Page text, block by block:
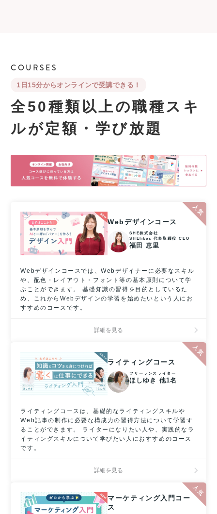
COURSES
1日15分からオンラインで受講できる！
全50種類以上の職種スキ
ルが定額・学び放題
Webデザインコース
SHE株式会社
SHElikes 代表取締役 CEO
福田 恵里
Webデザインコースでは、Webデザイナーに必要なスキル
や、配色・レイアウト・フォント等の基本原則について学
ぶことができます。 基礎知識の習得を目的としているた
め、これからWebデザインの学習を始めたいという人にお
すすめのコースです。
詳細を見る
ライティングコース
フリーランスライター
ほしゆき 他1名
ライティングコースは、基礎的なライティングスキルや
Web記事の制作に必要な構成力の習得方法について学習す
ることができます。 ライターになりたい人や、実践的なラ
イティングスキルについて学びたい人におすすめのコース
です。
詳細を見る
マーケティング入門コー
ス